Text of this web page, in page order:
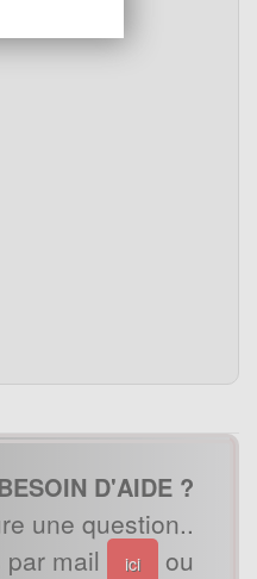
D'AIDE ?
une question..
mail
ici
ou